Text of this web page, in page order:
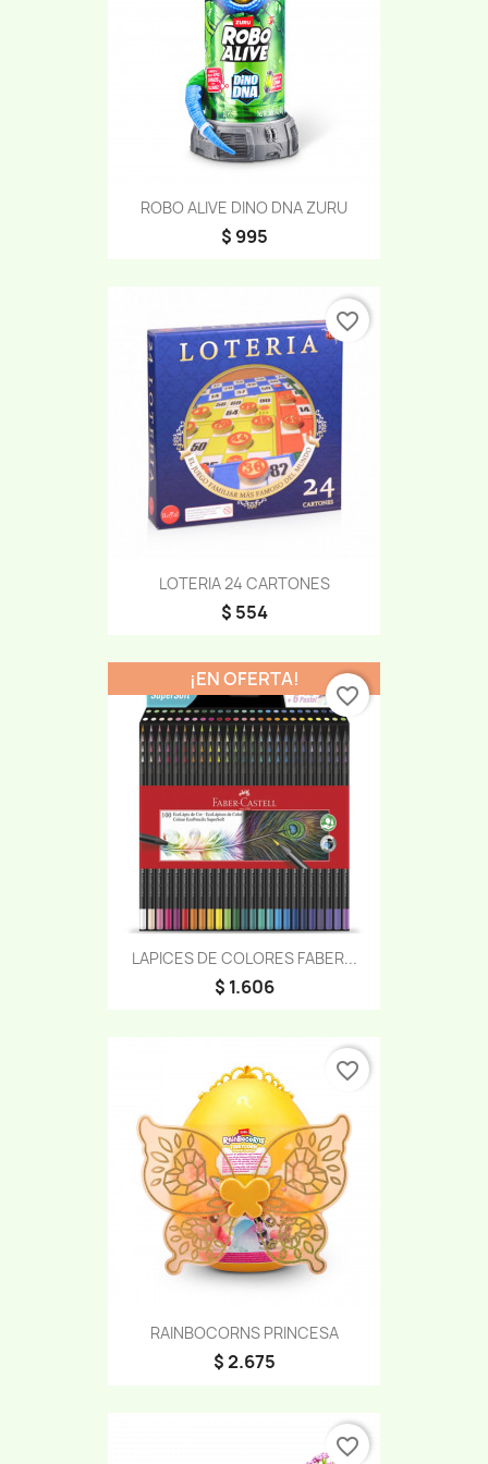
ROBO ALIVE DINO DNA ZURU
$ 995
LOTERIA 24 CARTONES
$ 554
favorite_border
LAPICES DE COLORES FABER...
$ 1.606
¡EN OFERTA!
favorite_border
RAINBOCORNS PRINCESA
$ 2.675
favorite_border
favorite_border